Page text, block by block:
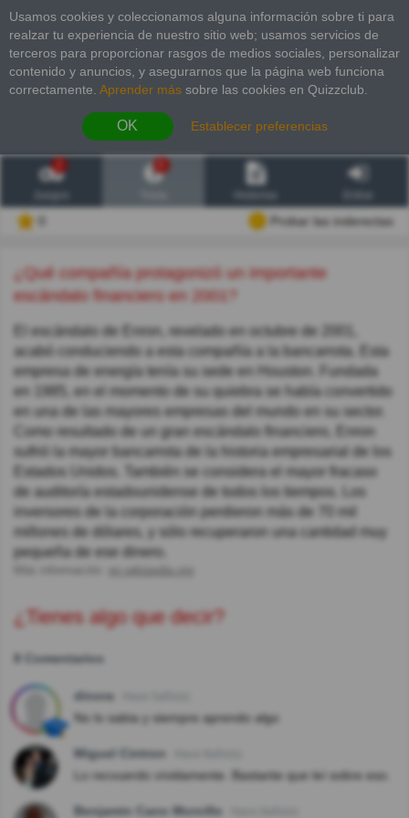
Usamos cookies y coleccionamos alguna información sobre ti para
realzar tu experiencia de nuestro sitio web; usamos servicios de
terceros para proporcionar rasgos de medios sociales, personalizar
contenido y anuncios, y asegurarnos que la página web funciona
correctamente. Aprender más sobre las cookies en Quizzclub.
OK Establecer preferencias
2
Probar las inderectas
¿Qué compañía protagonizó un importante
escándalo financiero en 2001?
El escándalo de Enron, revelado en octubre de 2001,
acabó conduciendo a esta compañía a la bancarrota. Esta
empresa de energía tenía su sede en Houston. Fundada
en 1985, en el momento de su quiebra se había convertido
en una de las mayores empresas del mundo en su sector.
Como resultado de un gran escándalo financiero, Enron
sufrió la mayor bancarrota de la historia empresarial de los
Estados Unidos. También se considera el mayor fracaso
de auditoría estadounidense de todos los tiempos. Los
inversores de la corporación perdieron más de 70 mil
millones de dólares, y sólo recuperaron una cantidad muy
pequeña de ese dinero.
en.wikipedia.org
¿Tienes algo que decir?
8 Comentarios
dinora
No lo sabia y siempre aprendo algo
Miguel Cintron
Lo recvuerdo vívidamente. Bastante que leí sobre eso.
Benjamin Cano Morcillo